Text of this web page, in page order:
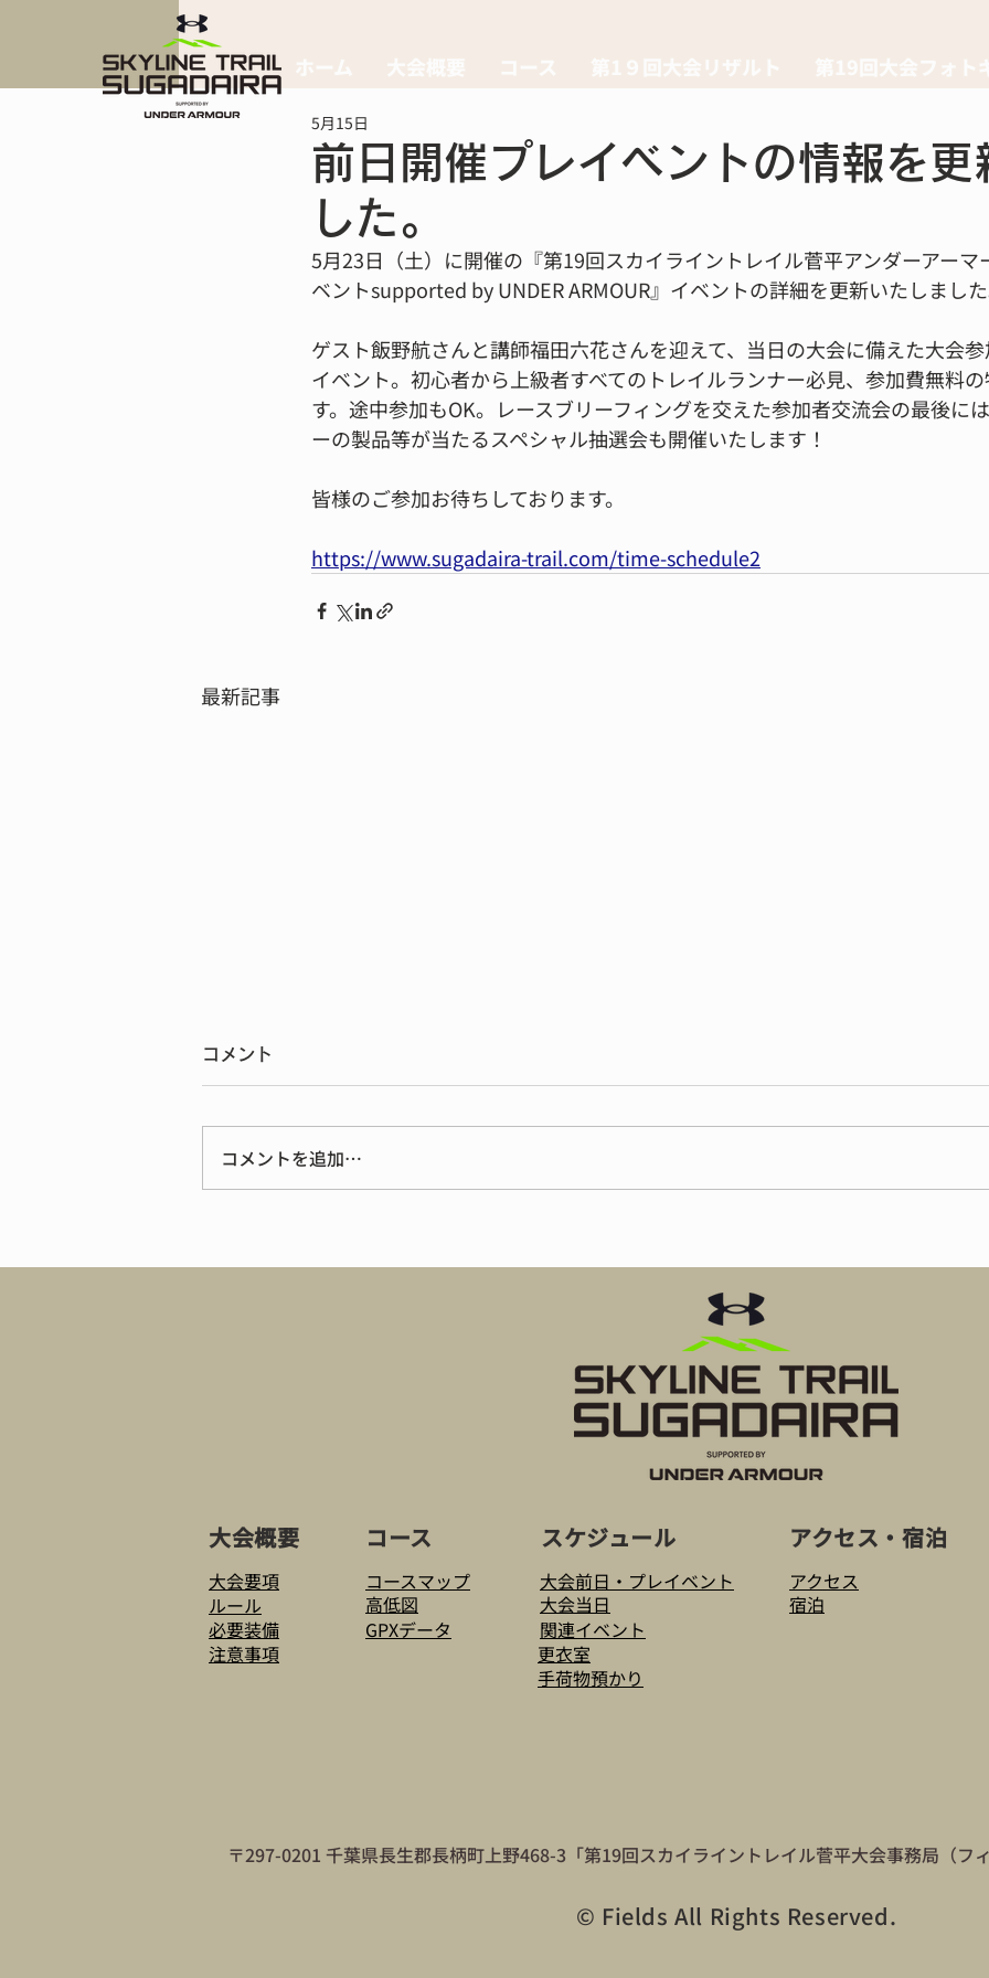
前日開催プレイベントの情報を更
した。
5月15日
5月23日（土）に開催の『第19回スカイライントレイル菅平アンダーアーマ
ベントsupported by UNDER ARMOUR』イベントの詳細を更新いたしました
ゲスト飯野航さんと講師福田六花さんを迎えて、当日の大会に備えた大会
イベント。初心者から上級者すべてのトレイルランナー必見、参加費無料
す。途中参加もOK。レースブリーフィングを交えた参加者交流会の最後に
ーの製品等が当たるスペシャル抽選会も開催いたします！
皆様のご参加お待ちしております。
https://www.sugadaira-trail.com/time-schedule2
最新記事
ポにて公開中！購入は
アップ
コースのリザルトの掲載ならび
記録の確認、デジタル完走証をダ
ウンロードください。 ※ダウン
ロードの起源は2026年8月24日ま
でとなります。
https://www.sugadaira-
trail.com/19th-results
確認
コメント
コメントを追加…
大会概要
大会要項
ルール
必要装備
注意事項
コース
コースマップ
高低図
GPXデータ
スケジュール
大会前日・プレイベント
大会当日
アクセス・宿泊
アクセス
宿泊
関連イベント
更衣室
手荷物預かり
〒297-0201 千葉県長生郡長柄町上野468-3「第19回スカイライントレイル菅平大会事務局（フ
© Fields All Rights Reserved.